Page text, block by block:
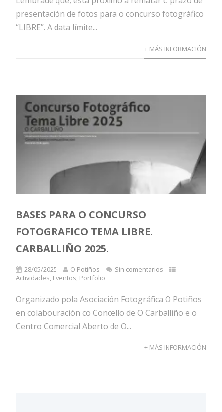
presentación de fotos para o concurso fotográfico
“LIBRE”. A data límite...
+ MÁS INFORMACIÓN
BASES PARA O CONCURSO
FOTOGRAFICO TEMA LIBRE.
CARBALLIÑO 2025.
28/05/2025 O Potiños
Sin comentarios
Actividades, Eventos, Portfolio
Organizado pola Asociación Fotográfica O Potiños
en colabouración co Concello de O Carballiño e o
Centro Comercial Aberto de O...
+ MÁS INFORMACIÓN